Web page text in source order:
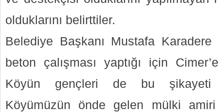
olduklarını belirttiler.
Belediye Başkanı Mustafa
beton çalışması yaptığı için
Köyün gençleri de bu şikayeti
Köyümüzün önde gelen mülki amiri